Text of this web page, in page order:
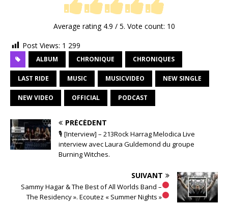
Average rating 4.9 / 5. Vote count: 10
Post Views: 1 299
ALBUM CHRONIQUE CHRONIQUES
LAST RIDE MUSIC MUSICVIDEO NEW SINGLE
NEW VIDEO OFFICIAL PODCAST
PRÉCÉDENT
🎙 [Interview] – 213Rock Harrag Melodica Live
interview avec Laura Guldemond du groupe
Burning Witches.
SUIVANT
Sammy Hagar & The Best of All Worlds Band –
The Residency ». Ecoutez « Summer Nights »